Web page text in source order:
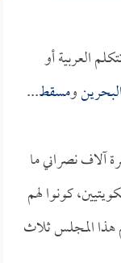
العربية أو
البحرينومسقط...
آلاف نصراني ما
كونوا لهم
المجلس ثلاث